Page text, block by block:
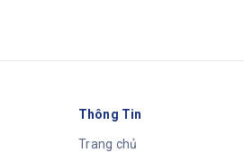
Thông Tin
Trang chủ